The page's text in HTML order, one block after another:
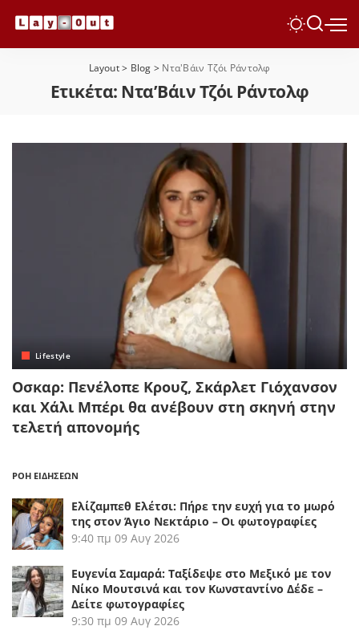
Layout> Blog > Ντα'Βάιν Τζόι Ράντολφ
Ετικέτα: Ντα’Βάιν Τζόι Ράντολφ
Lifestyle
Οσκαρ: Πενέλοπε Κρουζ, Σκάρλετ Γιόχανσον
και Χάλι Μπέρι θα ανέβουν στη σκηνή στην
τελετή απονομής
ΡΟΗ ΕΙΔΗΣΕΩΝ
Ελίζαμπεθ Ελέτσι: Πήρε την ευχή για το μωρό
της στον Άγιο Νεκτάριο – Οι φωτογραφίες
9:40 πμ 09 Αυγ 2026
Ευγενία Σαμαρά: Ταξίδεψε στο Μεξικό με τον
Νίκο Μουτσινά και τον Κωνσταντίνο Δέδε –
Δείτε φωτογραφίες
9:30 πμ 09 Αυγ 2026